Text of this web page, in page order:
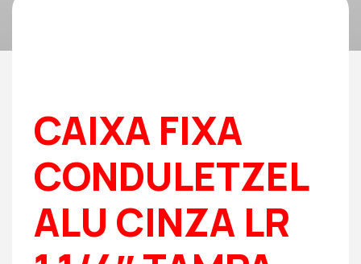
CAIXA FIXA
CONDULETZEL
ALU CINZA LR